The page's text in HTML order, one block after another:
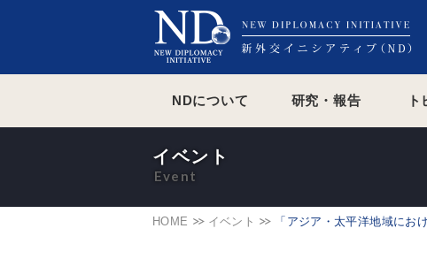
NDについて 研究・報告
HOME イベント 「アジア・太平洋地域に
イベント